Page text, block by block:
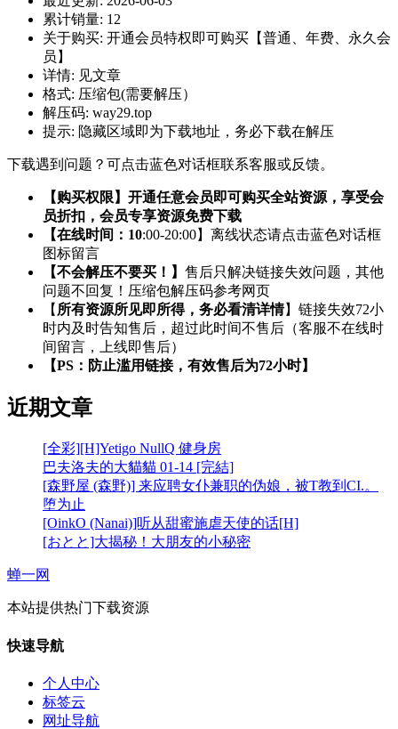
累计销量: 12
关于购买: 开通会员特权即可购买【普通、年费、永久会
员】
详情: 见文章
格式: 压缩包(需要解压）
解压码: way29.top
提示: 隐藏区域即为下载地址，务必下载在解压
下载遇到问题？可点击蓝色对话框联系客服或反馈。
【购买权限】开通任意会员即可购买全站资源，享受会
员折扣，会员专享资源免费下载
【在线时间：10:00-20:00】离线状态请点击蓝色对话框
图标留言
【不会解压不要买！】 售后只解决链接失效问题，其他
问题不回复！压缩包解压码参考网页
【 所有资源所见即所得，务必看清详情】链接失效72小
时内及时告知售后，超过此时间不售后（客服不在线时
间留言，上线即售后）
【PS：防止滥用链接，有效售后为72小时】
近期文章
[全彩][H]Yetigo NullQ 健身房
巴夫洛夫的大貓貓 01-14 [完結]
[森野屋 (森野)] 来应聘女仆兼职的伪娘，被T教到CI.。
堕为止
[OinkO (Nanai)]听从甜蜜施虐天使的话[H]
[おとと]大揭秘！大朋友的小秘密
蝉一网
本站提供热门下载资源
快速导航
个人中心
标签云
网址导航